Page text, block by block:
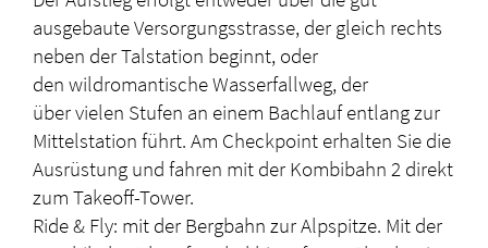
ausgebaute Versorgungsstrasse, der gleich rechts
neben der Talstation beginnt, oder
den wildromantische Wasserfallweg, der
über vielen Stufen an einem Bachlauf entlang zur
Mittelstation führt. Am Checkpoint erhalten Sie die
Ausrüstung und fahren mit der Kombibahn 2 direkt
zum Takeoff-Tower.
Ride & Fly: mit der Bergbahn zur Alpspitze. Mit der